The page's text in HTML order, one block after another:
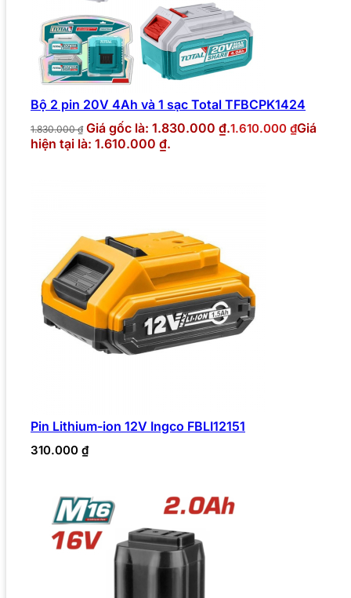
Bộ 2 pin 20V 4Ah và 1 sạc Total TFBCPK1424
1.830.000₫ Giá gốc là: 1.830.000 ₫.1.610.000 ₫Giá
hiện tại là: 1.610.000 ₫.
Pin Lithium-ion 12V Ingco FBLI12151
310.000 ₫